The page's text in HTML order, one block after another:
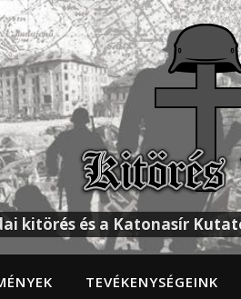
kitörés és a Katonasír
TEVÉKENYSÉGEINK